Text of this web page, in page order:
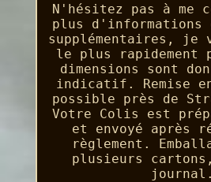
N'hésitez pas à me
plus d'informations
supplémentaires, je
le plus rapidement
dimensions sont
indicatif. Remise
possible près de
Votre Colis est
et envoyé après
règlement.
plusieurs
journal.